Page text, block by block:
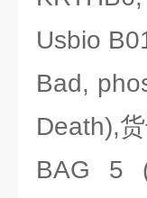
Usbio
Bad,
Death),
BAG 5